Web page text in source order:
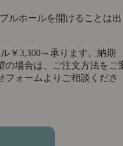
ルホールを開けることは出
￥3,300～承ります。納期
の場合は、ご注文方法をご
フォームよりご相談くださ